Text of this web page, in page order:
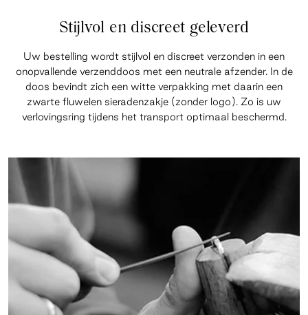
Stijlvol en discreet geleverd
Uw bestelling wordt stijlvol en discreet verzonden in een
onopvallende verzenddoos met een neutrale afzender. In de
doos bevindt zich een witte verpakking met daarin een
zwarte fluwelen sieradenzakje (zonder logo). Zo is uw
verlovingsring tijdens het transport optimaal beschermd.